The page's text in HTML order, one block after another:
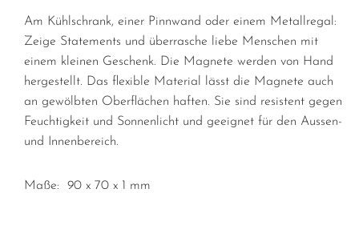
Am Kühlschrank, einer Pinnwand oder einem Metallregal:
Zeige Statements und überrasche liebe Menschen mit
einem kleinen Geschenk. Die Magnete werden von Hand
hergestellt. Das flexible Material lässt die Magnete auch
an gewölbten Oberflächen haften. Sie sind resistent gegen
Feuchtigkeit und Sonnenlicht und geeignet für den Aussen-
und Innenbereich.
Maße: 90 x 70 x 1 mm